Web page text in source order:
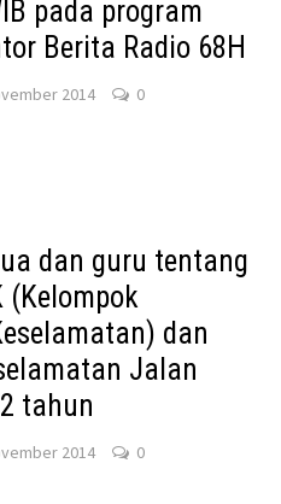
pada program
Berita Radio 68H
2014 0
dan guru tentang
(Kelompok
dan
Jalan
tahun
2014 0